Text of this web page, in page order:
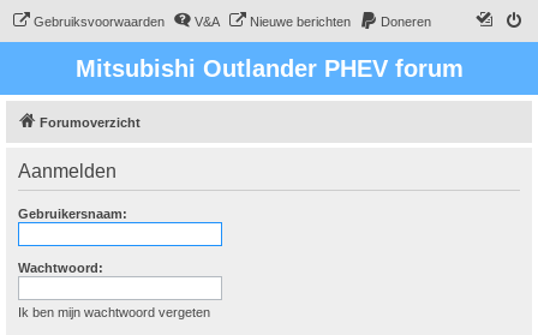
Gebruiksvoorwaarden V&A Nieuwe berichten Doneren
Mitsubishi Outlander PHEV forum
Forumoverzicht
Aanmelden
Gebruikersnaam:
Wachtwoord:
Ik ben mijn wachtwoord vergeten